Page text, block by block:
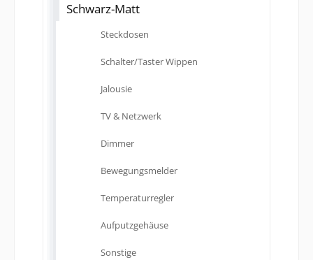
Schwarz-Matt
Steckdosen
Schalter/Taster Wippen
Jalousie
TV & Netzwerk
Dimmer
Bewegungsmelder
Temperaturregler
Aufputzgehäuse
Sonstige